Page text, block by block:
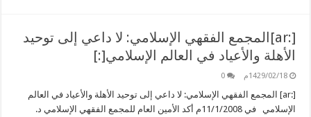
[:ar]المجمع الفقهي الإسلامي: لا داعي إلى توحيد
الأهلة والأعياد في العالم الإسلامي[:]
1429/02/18م 0
[:ar] المجمع الفقهي الإسلامي: لا داعي إلى توحيد الأهلة والأعياد في العالم
الإسلامي في 11/1/2008م أكد الأمين العام للمجمع الفقهي الإسلامي د.